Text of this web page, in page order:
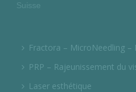
Suisse
Fractora – MicroNeedling –
PRP – Rajeunissement du
Laser esthétique